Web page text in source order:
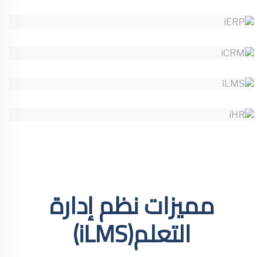
مميزات نظم إدارة
التعلم(iLMS)